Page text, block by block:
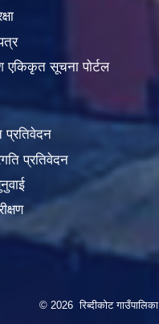
एकिकृत सूचना पाेर्टल
प्रतिवेदन
प्रतिवेदन
© 2026 रिब्दीकोट गाउँपालिका